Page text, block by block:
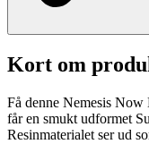
Kort om
Få denne Nemesis
får en smukt udformet
Resinmaterialet ser ud